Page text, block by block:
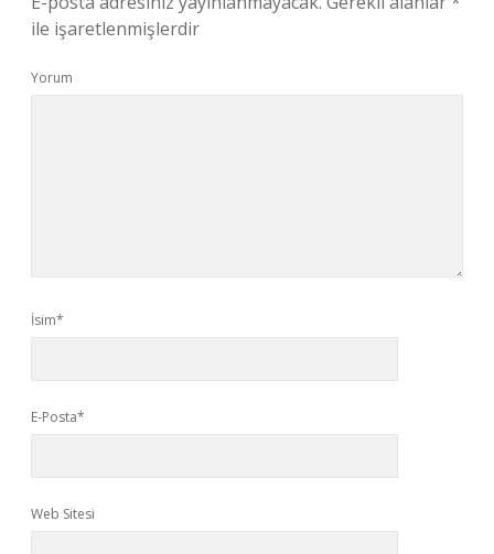
ile işaretlenmişlerdir
Yorum
İsim*
E-Posta*
Web Sitesi